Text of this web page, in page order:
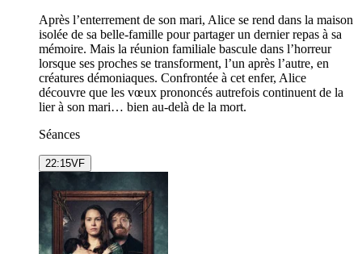
Après l’enterrement de son mari, Alice se rend dans la maison
isolée de sa belle-famille pour partager un dernier repas à sa
mémoire. Mais la réunion familiale bascule dans l’horreur
lorsque ses proches se transforment, l’un après l’autre, en
créatures démoniaques. Confrontée à cet enfer, Alice
découvre que les vœux prononcés autrefois continuent de la
lier à son mari… bien au-delà de la mort.
Séances
22:15VF